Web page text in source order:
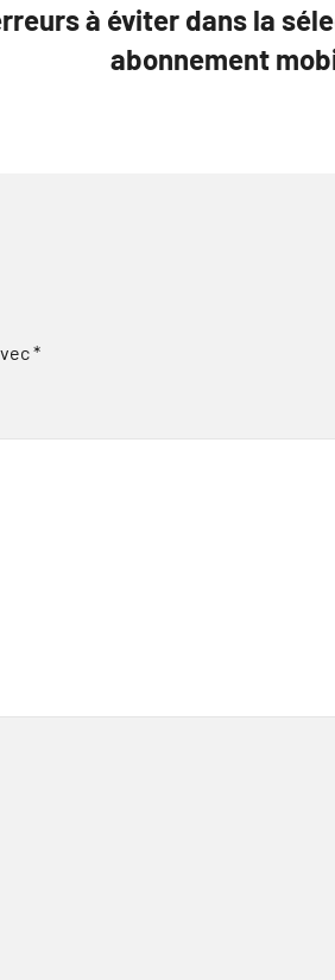
à éviter dans la
abonnement
*